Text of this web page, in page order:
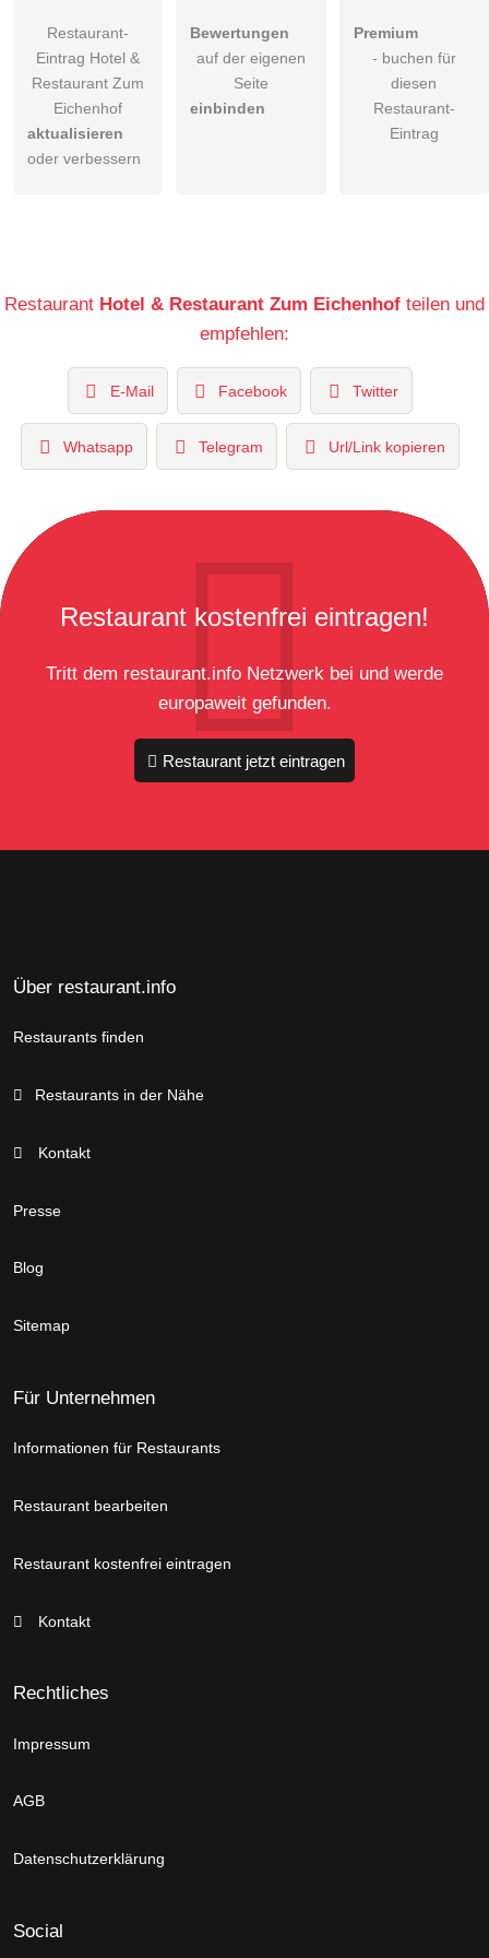
Restaurant-
Eintrag Hotel &
Restaurant Zum
Eichenhof
aktualisieren
oder verbessern
Bewertungen
auf der eigenen
Seite
einbinden
Premium
- buchen für
diesen
Restaurant-
Eintrag
Restaurant Hotel & Restaurant Zum Eichenhof teilen und
empfehlen:
E-Mail Facebook Twitter
Whatsapp Telegram Url/Link kopieren
Restaurant kostenfrei eintragen!
Tritt dem restaurant.info Netzwerk bei und werde
europaweit gefunden.
Restaurant jetzt eintragen
Über restaurant.info
Restaurants finden
Restaurants in der Nähe
Kontakt
Presse
Blog
Sitemap
Für Unternehmen
Informationen für Restaurants
Restaurant bearbeiten
Restaurant kostenfrei eintragen
Kontakt
Rechtliches
Impressum
AGB
Datenschutzerklärung
Social